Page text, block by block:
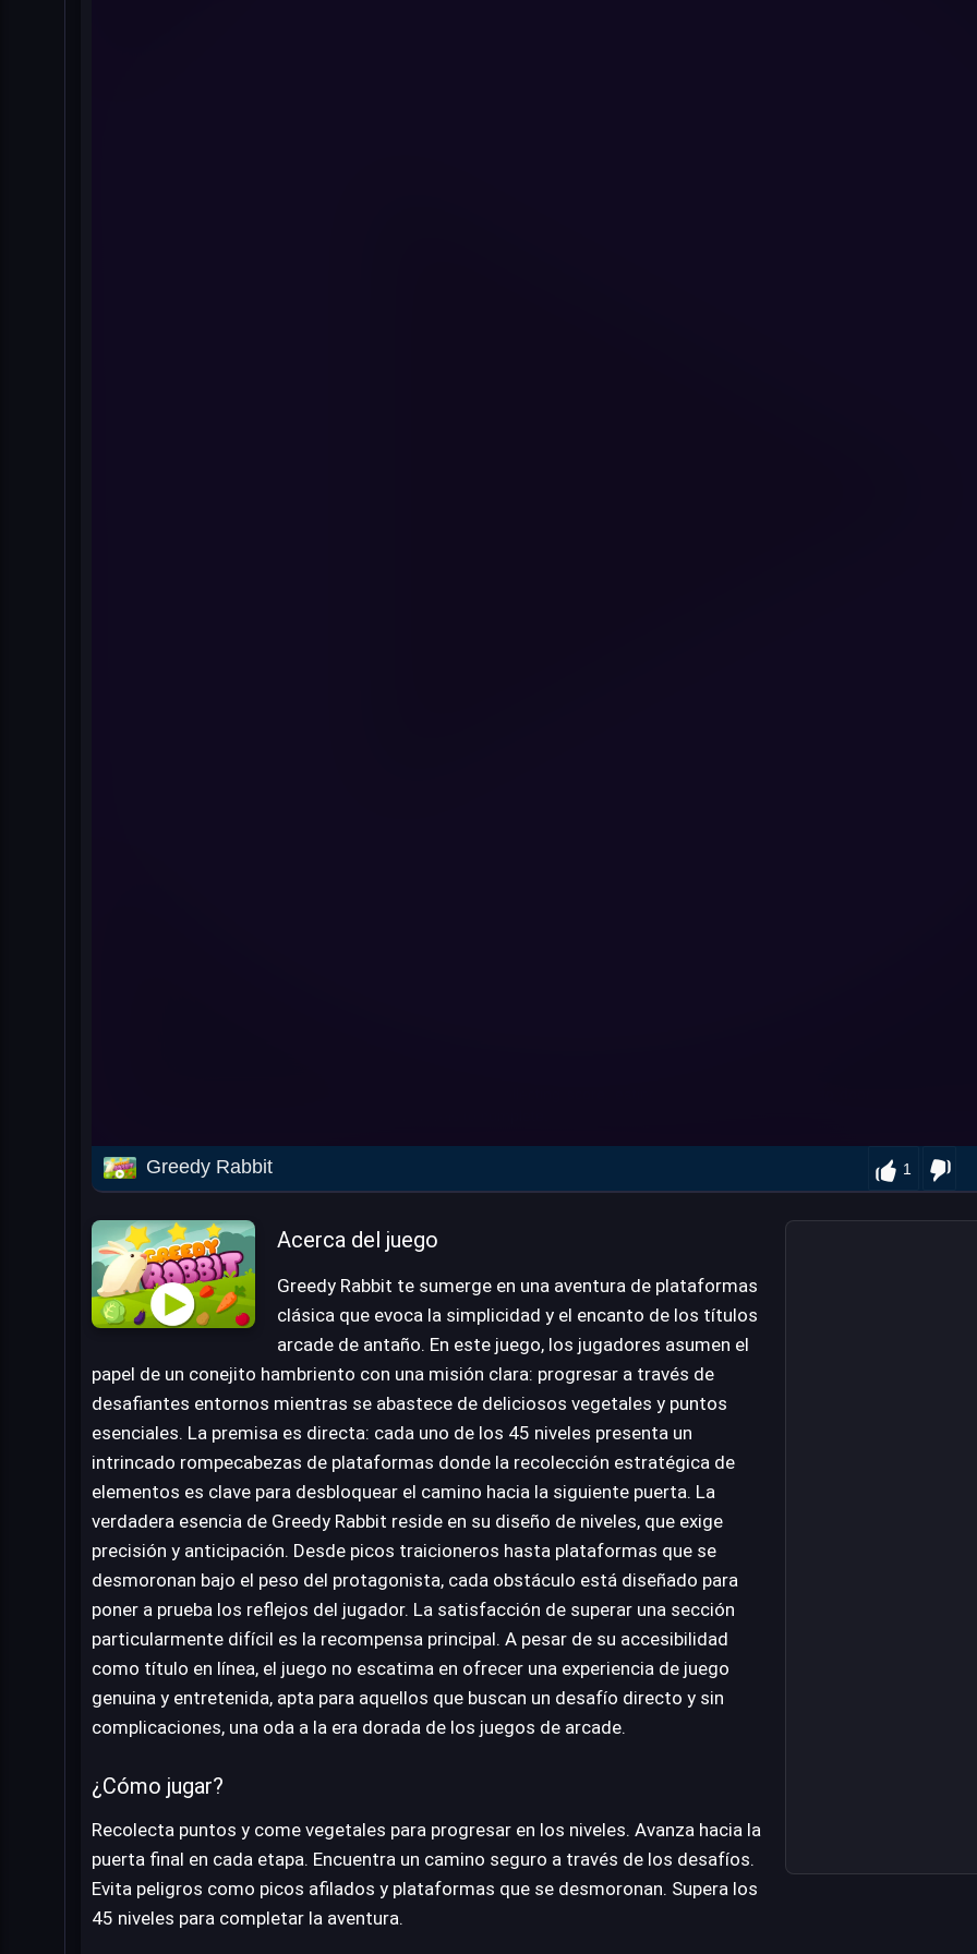
Greedy Rabbit 1
Acerca del juego
Greedy Rabbit te sumerge en una aventura de plataformas
clásica que evoca la simplicidad y el encanto de los títulos
arcade de antaño. En este juego, los jugadores asumen el
papel de un conejito hambriento con una misión clara: progresar a través de
desafiantes entornos mientras se abastece de deliciosos vegetales y puntos
esenciales. La premisa es directa: cada uno de los 45 niveles presenta un
intrincado rompecabezas de plataformas donde la recolección estratégica de
elementos es clave para desbloquear el camino hacia la siguiente puerta. La
verdadera esencia de Greedy Rabbit reside en su diseño de niveles, que exige
precisión y anticipación. Desde picos traicioneros hasta plataformas que se
desmoronan bajo el peso del protagonista, cada obstáculo está diseñado para
poner a prueba los reflejos del jugador. La satisfacción de superar una sección
particularmente difícil es la recompensa principal. A pesar de su accesibilidad
como título en línea, el juego no escatima en ofrecer una experiencia de juego
genuina y entretenida, apta para aquellos que buscan un desafío directo y sin
complicaciones, una oda a la era dorada de los juegos de arcade.
¿Cómo jugar?
Recolecta puntos y come vegetales para progresar en los niveles. Avanza hacia la
puerta final en cada etapa. Encuentra un camino seguro a través de los desafíos.
Evita peligros como picos afilados y plataformas que se desmoronan. Supera los
45 niveles para completar la aventura.